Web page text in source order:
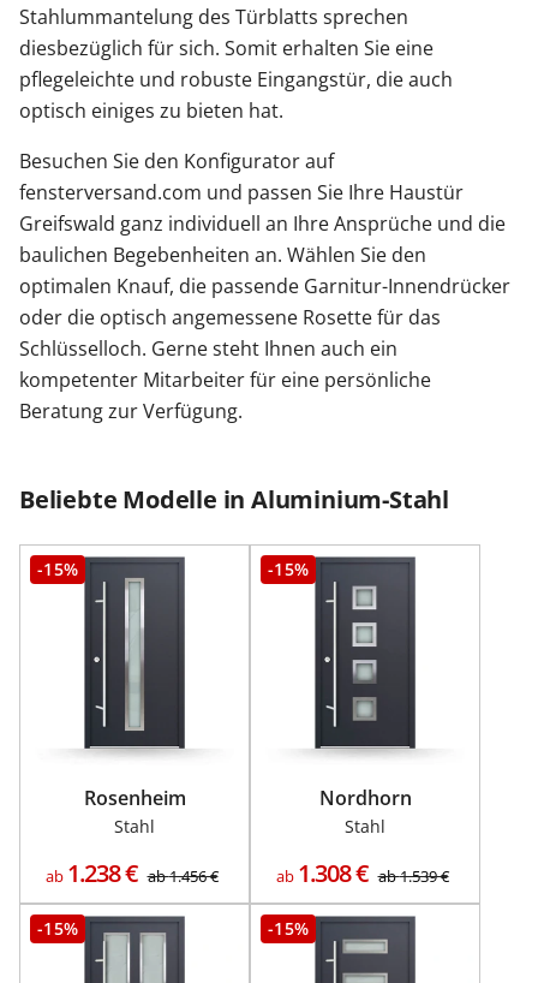
Stahlummantelung des Türblatts sprechen
diesbezüglich für sich. Somit erhalten Sie eine
pflegeleichte und robuste Eingangstür, die auch
optisch einiges zu bieten hat.
Besuchen Sie den Konfigurator auf
fensterversand.com und passen Sie Ihre Haustür
Greifswald ganz individuell an Ihre Ansprüche und die
baulichen Begebenheiten an. Wählen Sie den
optimalen Knauf, die passende Garnitur-Innendrücker
oder die optisch angemessene Rosette für das
Schlüsselloch. Gerne steht Ihnen auch ein
kompetenter Mitarbeiter für eine persönliche
Beratung zur Verfügung.
Beliebte Modelle in Aluminium-Stahl
-15%
Rosenheim
Stahl
ab 1.238€ ab1.456€
-15%
Nordhorn
Stahl
ab 1.308€ ab1.539€
-15% -15%